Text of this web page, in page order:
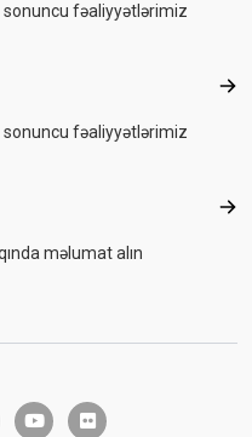
sonuncu fəaliyyətlərimiz
sonuncu fəaliyyətlərimiz
məlumat alın
x youtube flickr